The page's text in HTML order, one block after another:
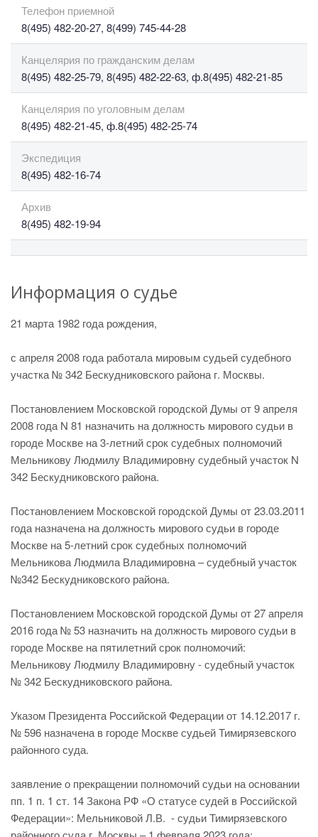
Телефон приемной
8(495) 482-20-27, 8(499) 745-44-28
Канцелярия по гражданским делам
8(495) 482-25-79, 8(495) 482-22-63, ф.8(495) 482-21-85
Канцелярия по уголовным делам
8(495) 482-21-45, ф.8(495) 482-25-74
Экспедиция
8(495) 482-16-74
Архив
8(495) 482-19-94
Информация о судье
21 марта 1982 года рождения,
с апреля 2008 года работала мировым судьей судебного
участка № 342 Бескудниковского района г. Москвы.
Постановлением Московской городской Думы от 9 апреля
2008 года N 81 назначить на должность мирового судьи в
городе Москве на 3-летний срок судебных полномочий
Мельникову Людмилу Владимировну судебный участок N
342 Бескудниковского района.
Постановлением Московской городской Думы от 23.03.2011
года назначена на должность мирового судьи в городе
Москве на 5-летний срок судебных полномочий
Мельникова Людмила Владимировна – судебный участок
№342 Бескудниковского района.
Постановлением Московской городской Думы от 27 апреля
2016 года № 53 назначить на должность мирового судьи в
городе Москве на пятилетний срок полномочий:
Мельникову Людмилу Владимировну - судебный участок
№ 342 Бескудниковского района.
Указом Президента Российской Федерации от 14.12.2017 г.
№ 596 назначена в городе Москве судьей Тимирязевского
районного суда.
заявление о прекращении полномочий судьи на основании
пп. 1 п. 1 ст. 14 Закона РФ «О статусе судей в Российской
Федерации»: Мельниковой Л.В. - судьи Тимирязевского